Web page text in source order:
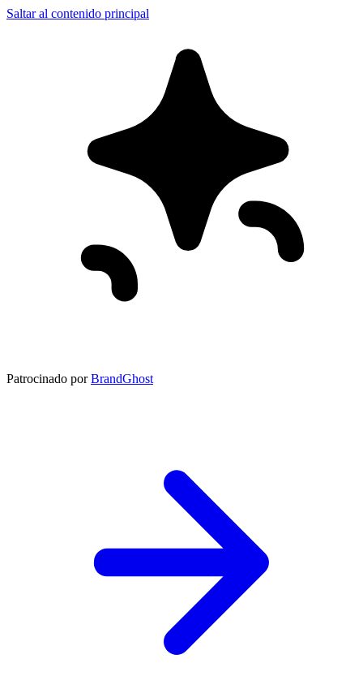
Saltar al contenido principal
Patrocinado por BrandGhost